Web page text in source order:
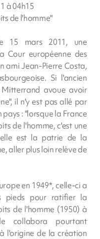
à 04h15
de l'homme"
15 mars 2011, une
Cour européenne des
ami Jean-Pierre Costa,
Si l'ancien
avoue avoir
il n'y est pas allé par
: "lorsque la France
de l'homme, c'est une
est la patrie de la
aller plus loin relève de
en 1949*, celle-ci a
pieds pour ratifier la
de l'homme (1950) à
collabora pourtant
l'origine de la création